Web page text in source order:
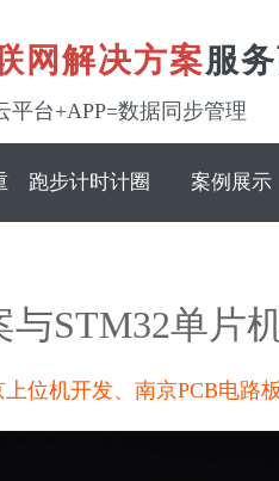
网解决方案服
平台+APP=数据同步管理
跑步计时计圈 案例展示
STM32单片
机开发、南京PCB电路